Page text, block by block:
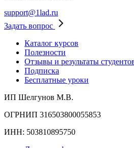
support@1lad.ru
Задать вопрос
Каталог курсов
Полезности
Отзывы и результаты
Подписка
Бесплатные уроки
ИП Шелгунов М.В.
ОГРНИП 316503800055853
ИНН: 503810895750